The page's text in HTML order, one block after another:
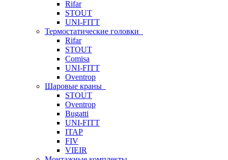
Rifar
STOUT
UNI-FITT
Термостатические головки
Rifar
STOUT
Comisa
UNI-FITT
Oventrop
Шаровые краны
STOUT
Oventrop
Bugatti
UNI-FITT
ITAP
FIV
VIEIR